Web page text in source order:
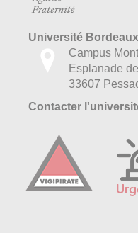
Université
Campus
Esplanade
33607
Contacter